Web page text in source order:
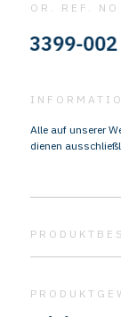
OR. REF. NO
002 -
Alle auf unserer
dienen